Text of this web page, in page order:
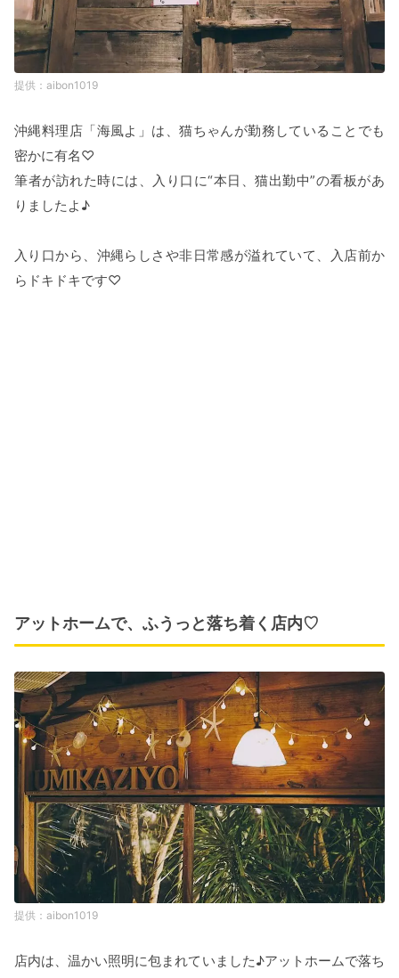
aibon1019
沖縄料理店「海風よ」は、猫ちゃんが勤務していることでも
密かに有名♡
筆者が訪れた時には、入り口に“本日、猫出勤中”の看板があ
りましたよ♪
入り口から、沖縄らしさや非日常感が溢れていて、入店前か
らドキドキです♡
アットホームで、ふうっと落ち着く店内♡
aibon1019
店内は、温かい照明に包まれていました♪アットホームで落ち